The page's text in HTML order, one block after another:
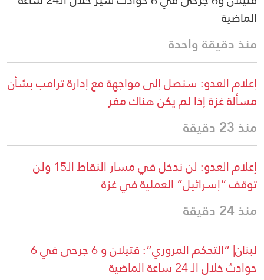
الماضية
منذ دقيقة واحدة
إعلام العدو: سنصل إلى مواجهة مع إدارة ترامب بشأن
مسألة غزة إذا لم يكن هناك مفر
منذ 23 دقيقة
إعلام العدو: لن ندخل في مسار النقاط الـ15 ولن
توقف “إسرائيل” العملية في غزة
منذ 24 دقيقة
لبنان| “التحكم المروري”: قتيلان و 6 جرحى في 6
حوادث خلال الـ 24 ساعة الماضية